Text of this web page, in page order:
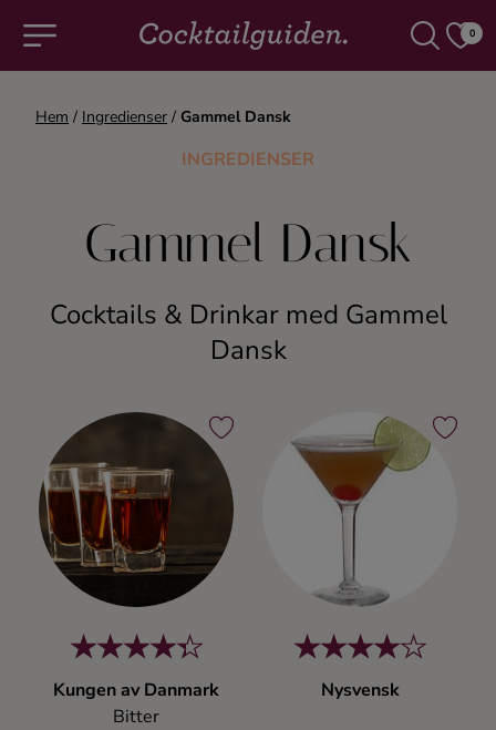
0
COCKTAILS & DRINKAR
Alkoholfritt
Champagne
Gin
Kaffe
Konjak
Likör
Rom
Hem / Ingredienser / Gammel Dansk
INGREDIENSER
Gammel Dansk
Cocktails & Drinkar med Gammel
Dansk
Kungen av Danmark
Bitter
Nysvensk